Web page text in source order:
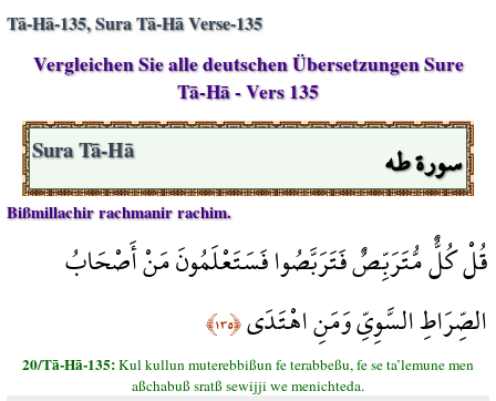
Tā-Hā-135, Sura Tā-Hā Verse-135
Vergleichen Sie alle deutschen Übersetzungen Sure
Tā-Hā - Vers 135
سورة طه Sura Tā-Hā
Bißmillachir rachmanir rachim.
قُلْ كُلٌّ مُّتَرَبِّصٌ فَتَرَبَّصُوا فَسَتَعْلَمُونَ مَنْ أَصْحَابُ
الصِّرَاطِ السَّوِيِّ وَمَنِ اهْتَدَى﴿١٣٥﴾
20/Tā-Hā-135:Kul kullun muterebbißun fe terabbeßu, fe se ta’lemune men
aßchabuß sratß sewijji we menichteda.